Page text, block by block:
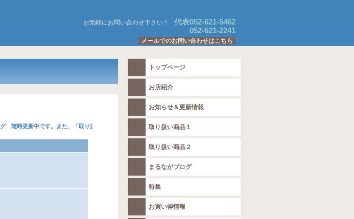
お気軽にお問い合わせ下さい！
代表052-621-5462
052-621-2241
メールでのお問い合わせはこちら
随時更新中です。また、「取り扱い商品の紹介の追加」や「特集ページへの追加商品」なども随時更新しております。
トップページ
お店紹介
お知らせ＆更新情報
取り扱い商品１
取り扱い商品２
まるながブログ
特集
お買い得情報